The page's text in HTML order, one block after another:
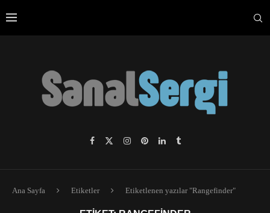
Ana Sayfa Etiketler Etiketlenen yazılar "Rangefinder"